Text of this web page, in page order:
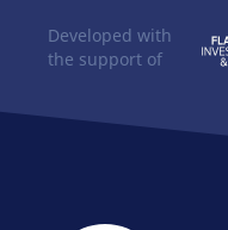
Developed with
the support of